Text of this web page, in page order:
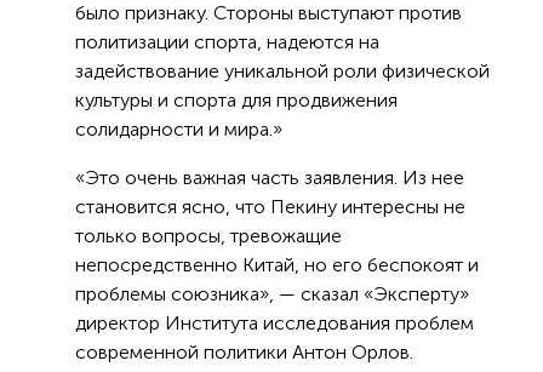
было признаку. Стороны выступают против
политизации спорта, надеются на
задействование уникальной роли физической
культуры и спорта для продвижения
солидарности и мира.»
«Это очень важная часть заявления. Из нее
становится ясно, что Пекину интересны не
только вопросы, тревожащие
непосредственно Китай, но его беспокоят и
проблемы союзника», — сказал «Эксперту»
директор Института исследования проблем
современной политики Антон Орлов.